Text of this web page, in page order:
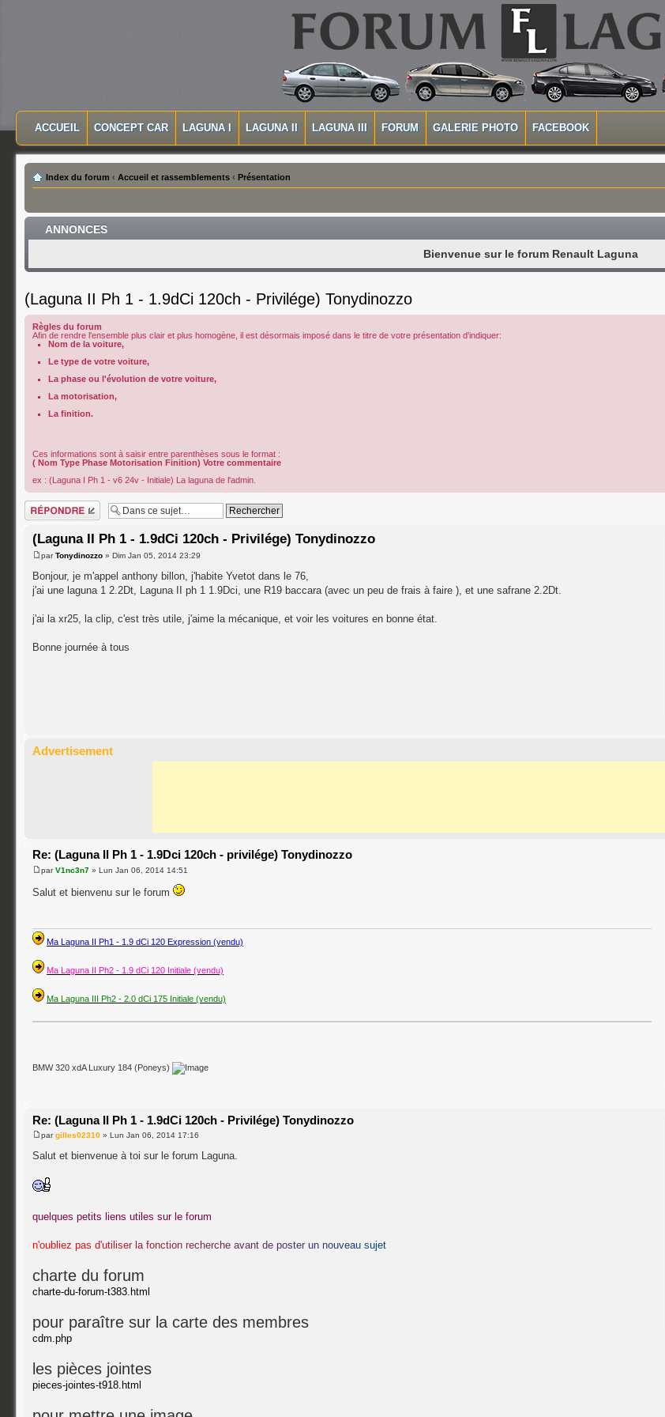
MENU PRINCIPAL
ACCUEIL CONCEPT CAR LAGUNA I LAGUNA II LAGUNA III FORUM GALERIE PHOTO FACEBOOK
Index du forum ‹ Accueil et rassemblements ‹ Présentation
ANNONCES
Bienvenue sur le forum Renault Laguna
(Laguna II Ph 1 - 1.9dCi 120ch - Privilége) Tonydinozzo
Règles du forum
Afin de rendre l'ensemble plus clair et plus homogène, il est désormais imposé dans le titre de votre présentation d'indiquer:
Nom de la voiture,
Le type de votre voiture,
La phase ou l'évolution de votre voiture,
La motorisation,
La finition.
Ces informations sont à saisir entre parenthèses sous le format :
( Nom Type Phase Motorisation Finition) Votre commentaire
ex : (Laguna I Ph 1 - v6 24v - Initiale) La laguna de l'admin.
Répondre
(Laguna II Ph 1 - 1.9dCi 120ch - Privilége) Tonydinozzo
parTonydinozzo » Dim Jan 05, 2014 23:29
Bonjour, je m'appel anthony billon, j'habite Yvetot dans le 76,
j'ai une laguna 1 2.2Dt, Laguna II ph 1 1.9Dci, une R19 baccara (avec un peu de frais à faire ), et une safrane 2.2Dt.
j'ai la xr25, la clip, c'est très utile, j'aime la mécanique, et voir les voitures en bonne état.
Bonne journée à tous
Advertisement
Re: (Laguna II Ph 1 - 1.9Dci 120ch - privilége) Tonydinozzo
parV1nc3n7 » Lun Jan 06, 2014 14:51
Salut et bienvenu sur le forum
Ma Laguna II Ph1 - 1.9 dCi 120 Expression (vendu)
Ma Laguna II Ph2 - 1.9 dCi 120 Initiale (vendu)
Ma Laguna III Ph2 - 2.0 dCi 175 Initiale (vendu)
BMW 320 xdA Luxury 184 (Poneys)
Re: (Laguna II Ph 1 - 1.9dCi 120ch - Privilége) Tonydinozzo
pargilles02310 » Lun Jan 06, 2014 17:16
Salut et bienvenue à toi sur le forum Laguna.
quelques petits liens utiles sur le forum
n'oub liez pas d'uti liser la fonction rec herc he avant de poster un nouveau sujet
charte du forum
charte-du-forum-t383.html
pour paraître sur la carte des membres
cdm.php
les pièces jointes
pieces-jointes-t918.html